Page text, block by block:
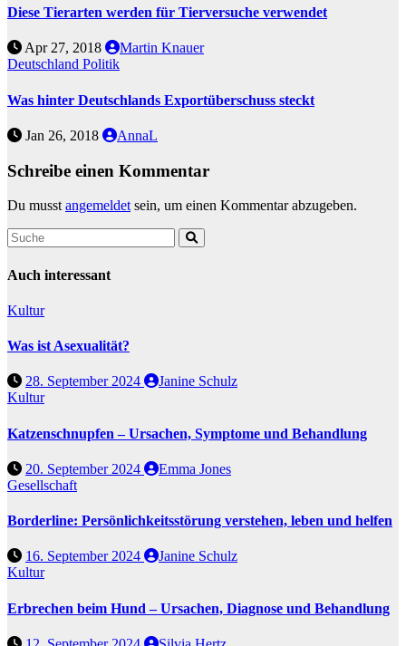
Diese Tierarten werden für Tierversuche verwendet
Apr 27, 2018
Martin Knauer
Deutschland Politik
Was hinter Deutschlands Exportüberschuss steckt
Jan 26, 2018 AnnaL
Schreibe einen Kommentar
Du musst angemeldet sein, um einen Kommentar abzugeben.
Auch interessant
Kultur
Was ist Asexualität?
28. September 2024
Janine Schulz
Kultur
Katzenschnupfen – Ursachen, Symptome und Behandlung
20. September 2024
Emma Jones
Gesellschaft
Borderline: Persönlichkeitsstörung verstehen, leben und helfen
16. September 2024
Janine Schulz
Kultur
Erbrechen beim Hund – Ursachen, Diagnose und Behandlung